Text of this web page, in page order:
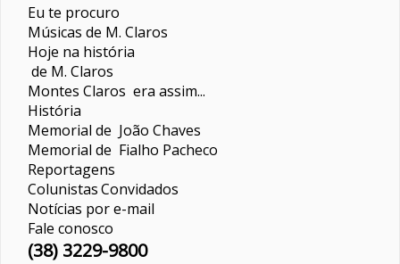
Eu te procuro
Músicas de M. Claros
Hoje na história
de M. Claros
Montes Claros era assim...
História
Memorial de João Chaves
Memorial de Fialho Pacheco
Reportagens
ColunistasConvidados
Notícias por e-mail
Fale conosco
(38) 3229-9800